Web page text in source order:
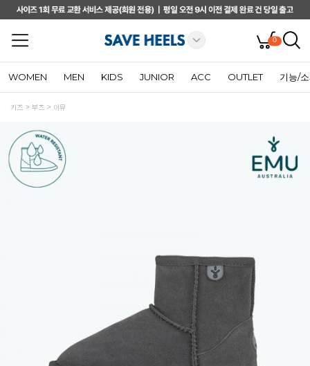
0
WOMEN MEN KIDS JUNIOR ACC OUTLET 기능/
키즈 부츠 이뮤